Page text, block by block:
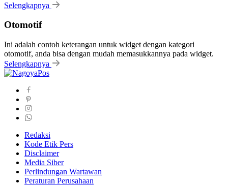
Selengkapnya
Otomotif
Ini adalah contoh keterangan untuk widget dengan kategori
otomotif, anda bisa dengan mudah memasukkannya pada widget.
Selengkapnya
Redaksi
Kode Etik Pers
Disclaimer
Media Siber
Perlindungan Wartawan
Peraturan Perusahaan